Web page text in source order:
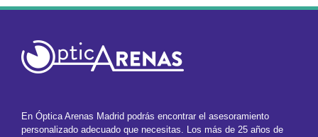
En Óptica Arenas Madrid podrás encontrar el asesoramiento
personalizado adecuado que necesitas. Los más de 25 años de